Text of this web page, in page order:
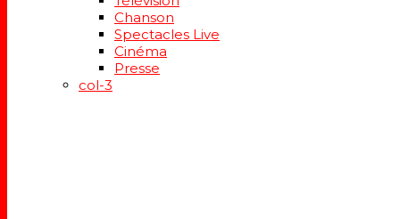
Chanson
Spectacles Live
Cinéma
Presse
col-3